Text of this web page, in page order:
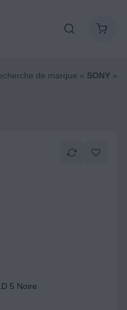
de marque « SONY»
5 Noire